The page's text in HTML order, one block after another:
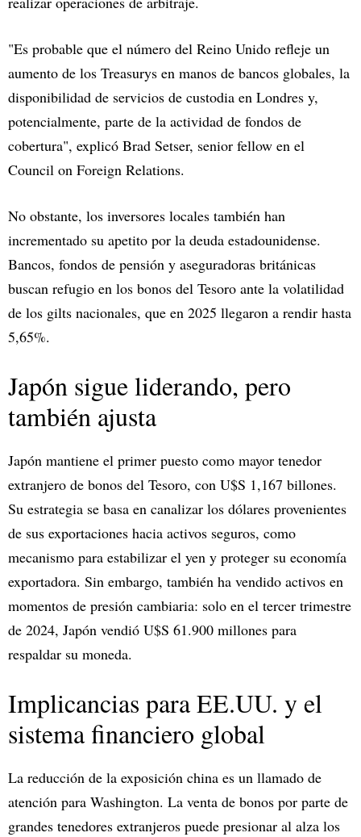
"Es probable que el número del Reino Unido refleje un
aumento de los Treasurys en manos de bancos globales, la
disponibilidad de servicios de custodia en Londres y,
potencialmente, parte de la actividad de fondos de
cobertura", explicó Brad Setser, senior fellow en el
Council on Foreign Relations.
No obstante, los inversores locales también han
incrementado su apetito por la deuda estadounidense.
Bancos, fondos de pensión y aseguradoras británicas
buscan refugio en los bonos del Tesoro ante la volatilidad
de los gilts nacionales, que en 2025 llegaron a rendir hasta
5,65%.
Japón sigue liderando, pero
también ajusta
Japón mantiene el primer puesto como mayor tenedor
extranjero de bonos del Tesoro, con U$S 1,167 billones.
Su estrategia se basa en canalizar los dólares provenientes
de sus exportaciones hacia activos seguros, como
mecanismo para estabilizar el yen y proteger su economía
exportadora. Sin embargo, también ha vendido activos en
momentos de presión cambiaria: solo en el tercer trimestre
de 2024, Japón vendió U$S 61.900 millones para
respaldar su moneda.
Implicancias para EE.UU. y el
sistema financiero global
La reducción de la exposición china es un llamado de
atención para Washington. La venta de bonos por parte de
grandes tenedores extranjeros puede presionar al alza los